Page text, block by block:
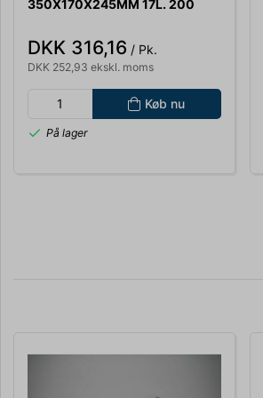
350X170X245MM 17L. 200
DKK 316,16 / Pk.
DKK 252,93 ekskl. moms
Køb nu
På lager